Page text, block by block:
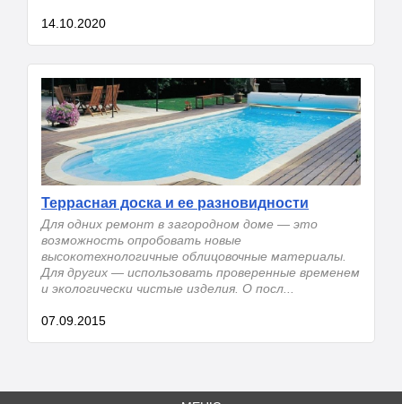
14.10.2020
Террасная доска и ее разновидности
Для одних ремонт в загородном доме — это
возможность опробовать новые
высокотехнологичные облицовочные материалы.
Для других — использовать проверенные временем
и экологически чистые изделия. О посл...
07.09.2015